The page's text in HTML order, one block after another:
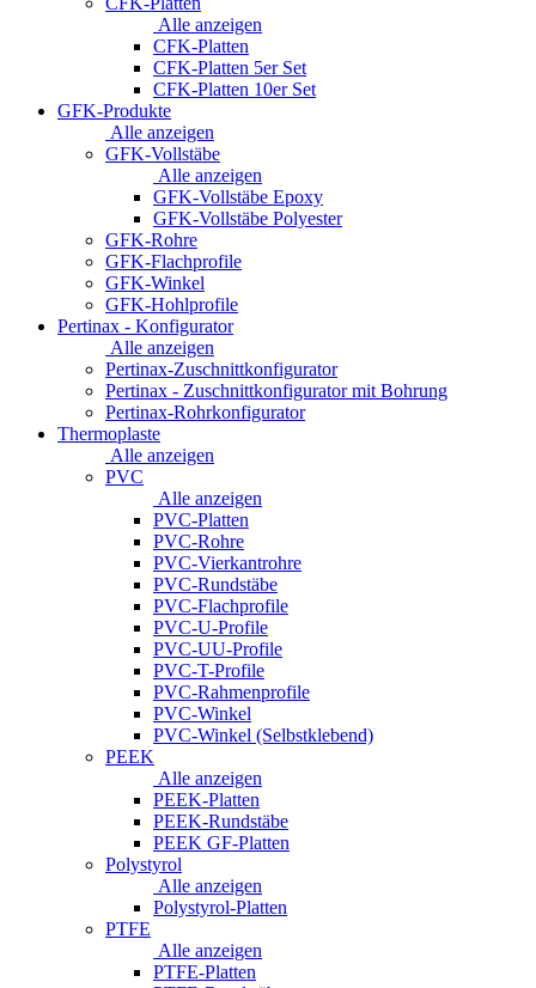
Alle anzeigen
CFK-Platten
CFK-Platten 5er Set
CFK-Platten 10er Set
GFK-Produkte
Alle anzeigen
GFK-Vollstäbe
Alle anzeigen
GFK-Vollstäbe Epoxy
GFK-Vollstäbe Polyester
GFK-Rohre
GFK-Flachprofile
GFK-Winkel
GFK-Hohlprofile
Pertinax - Konfigurator
Alle anzeigen
Pertinax-Zuschnittkonfigurator
Pertinax - Zuschnittkonfigurator mit Bohrung
Pertinax-Rohrkonfigurator
Thermoplaste
Alle anzeigen
PVC
Alle anzeigen
PVC-Platten
PVC-Rohre
PVC-Vierkantrohre
PVC-Rundstäbe
PVC-Flachprofile
PVC-U-Profile
PVC-UU-Profile
PVC-T-Profile
PVC-Rahmenprofile
PVC-Winkel
PVC-Winkel (Selbstklebend)
PEEK
Alle anzeigen
PEEK-Platten
PEEK-Rundstäbe
PEEK GF-Platten
Polystyrol
Alle anzeigen
Polystyrol-Platten
PTFE
Alle anzeigen
PTFE-Platten